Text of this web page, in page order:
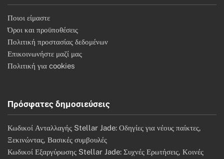
Ποιοι είμαστε
Όροι και προϋποθέσεις
Πολιτική προστασίας δεδομένων
Επικοινωνήστε μαζί μας
Πολιτική για cookies
Πρόσφατες δημοσιεύσεις
Κωδικοί Ανταλλαγής Stellar Jade: Οδηγίες για νέους παίκτες,
Ξεκινώντας, Βασικές συμβουλές
Κωδικοί Εξαργύρωσης Stellar Jade: Συχνές Ερωτήσεις, Κοινές